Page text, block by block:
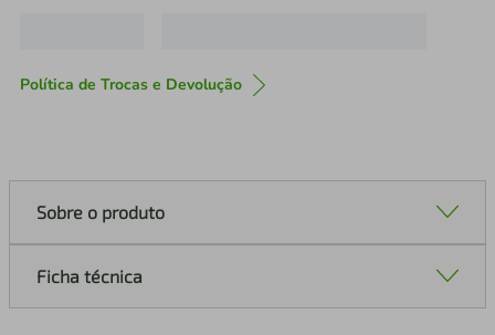
Política de Trocas e Devolução
Sobre o produto
Ficha técnica